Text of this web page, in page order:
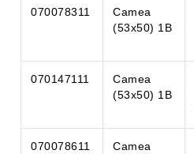
070078311
Camea
(53x50) 1B
070147111
Camea
(53x50) 1B
070078611
Camea